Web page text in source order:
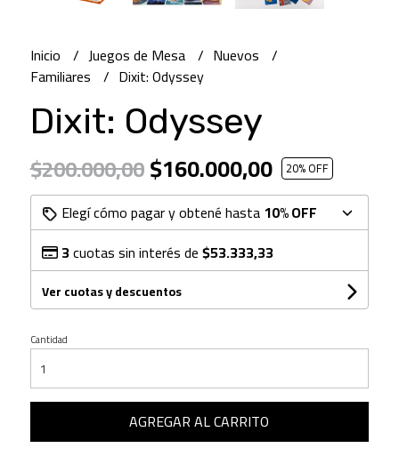
Inicio Juegos de Mesa
Nuevos
Familiares
Dixit: Odyssey
Dixit: Odyssey
$200.000,00$160.000,00 20% OFF
Elegí cómo pagar y obtené hasta 10% OFF
3cuotas sin interés de$53.333,33
Ver cuotas y descuentos
Cantidad
AGREGAR AL CARRITO